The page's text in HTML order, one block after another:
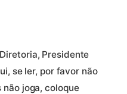
Presidente
se ler, por favor não
não joga, coloque